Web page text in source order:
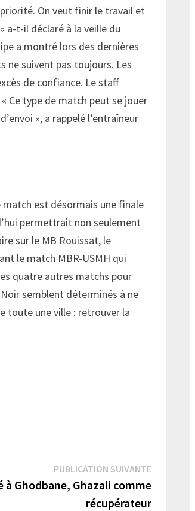
On veut finir le travail et
a-t-il déclaré à la veille du
a montré lors des dernières
ne suivent pas toujours. Les
de confiance. Le staff
Ce type de match peut se jouer
», a rappelé l’entraîneur
est désormais une finale
permettrait non seulement
sur le MB Rouissat, le
le match MBR-USMH qui
quatre autres matchs pour
semblent déterminés à ne
toute une ville : retrouver la
PUBLICATION SUIVANTEPublication
suivante :
à Ghodbane, Ghazali comme
récupérateur